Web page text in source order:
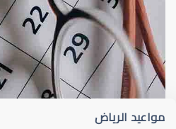
قلوبال لرعاية العين ضعف نظر
مواعيد الرياض